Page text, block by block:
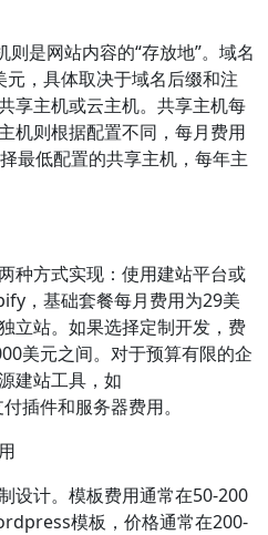
则是网站内容的“存放地”。域名
，具体取决于域名后缀和注
享主机或云主机。共享主机每
机则根据配置不同，每月费用
最低配置的共享主机，每年主
种方式实现：使用建站平台或
，基础套餐每月费用为29美
立站。如果选择定制开发，费
美元之间。对于预算有限的企
建站工具，如
插件和服务器费用。
设计。模板费用通常在50-200
模板，价格通常在200-